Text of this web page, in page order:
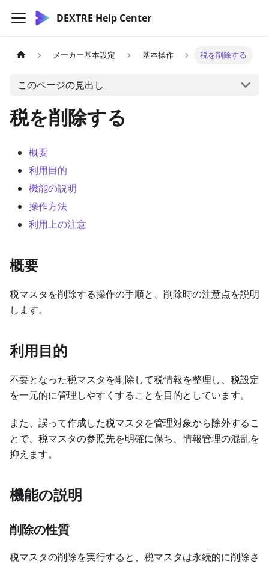
DEXTRE Help Center
メーカー基本設定 基本操作 税を削除する
このページの見出し
税を削除する
概要
利用目的
機能の説明
操作方法
利用上の注意
概要
税マスタを削除する操作の手順と、削除時の注意点を説明
します。
利用目的
不要となった税マスタを削除して税情報を整理し、税設定
を一元的に管理しやすくすることを目的としています。
また、誤って作成した税マスタを管理対象から除外するこ
とで、税マスタの参照先を明確に保ち、情報管理の混乱を
抑えます。
機能の説明
削除の性質
税マスタの削除を実行すると、税マスタは永続的に削除さ